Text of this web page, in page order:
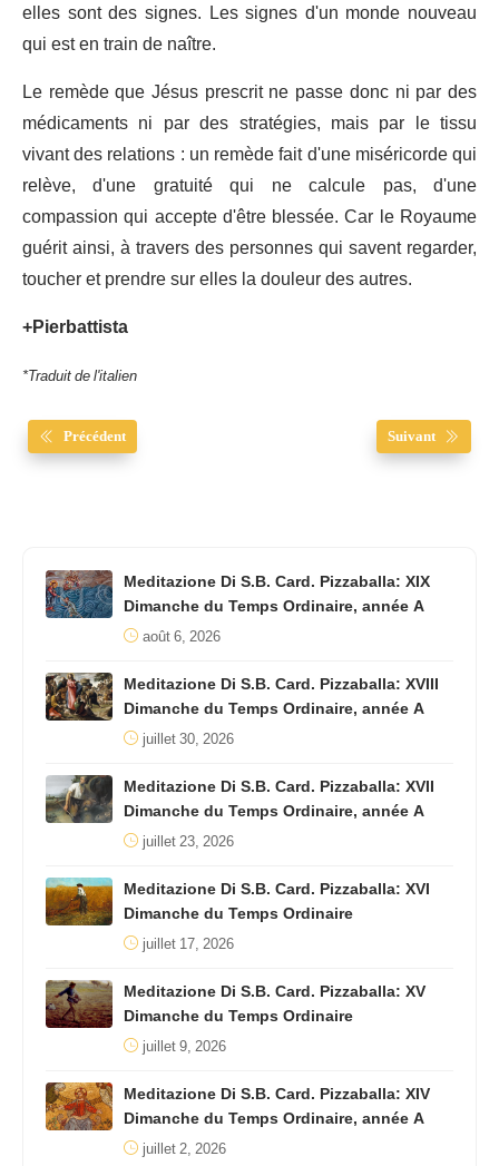
elles sont des signes. Les signes d'un monde nouveau
qui est en train de naître.
Le remède que Jésus prescrit ne passe donc ni par des
médicaments ni par des stratégies, mais par le tissu
vivant des relations : un remède fait d'une miséricorde qui
relève, d'une gratuité qui ne calcule pas, d'une
compassion qui accepte d'être blessée. Car le Royaume
guérit ainsi, à travers des personnes qui savent regarder,
toucher et prendre sur elles la douleur des autres.
+Pierbattista
*Traduit de l'italien
Précédent Suivant
Meditazione Di S.B. Card. Pizzaballa: XIX
Dimanche du Temps Ordinaire, année A
août 6, 2026
Meditazione Di S.B. Card. Pizzaballa: XVIII
Dimanche du Temps Ordinaire, année A
juillet 30, 2026
Meditazione Di S.B. Card. Pizzaballa: XVII
Dimanche du Temps Ordinaire, année A
juillet 23, 2026
Meditazione Di S.B. Card. Pizzaballa: XVI
Dimanche du Temps Ordinaire
juillet 17, 2026
Meditazione Di S.B. Card. Pizzaballa: XV
Dimanche du Temps Ordinaire
juillet 9, 2026
Meditazione Di S.B. Card. Pizzaballa: XIV
Dimanche du Temps Ordinaire, année A
juillet 2, 2026